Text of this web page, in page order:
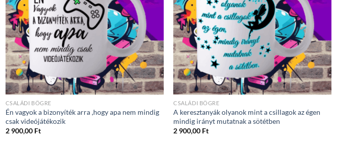
CSALÁDI BÖGRE
Én vagyok a bizonyíték arra ,hogy apa nem mindig
csak videójátékozik
2 900,00 Ft
CSALÁDI BÖGRE
A keresztanyák olyanok mint a csillagok az égen
mindig irányt mutatnak a sötétben
2 900,00 Ft